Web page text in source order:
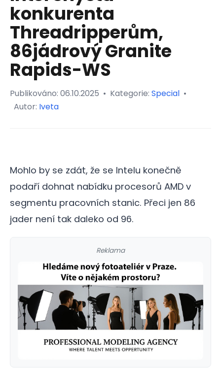
konkurenta
Threadripperům,
86jádrový Granite
Rapids-WS
Publikováno: 06.10.2025 • Kategorie: Special •
Autor: Iveta
Mohlo by se zdát, že se Intelu konečně
podaří dohnat nabídku procesorů AMD v
segmentu pracovních stanic. Přeci jen 86
jader není tak daleko od 96.
Reklama